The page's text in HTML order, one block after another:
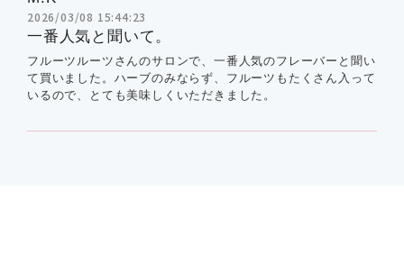
2026/03/08 15:44:23
一番人気と聞いて。
フルーツルーツさんのサロンで、一番人気のフレーバーと聞い
て買いました。ハーブのみならず、フルーツもたくさん入って
いるので、とても美味しくいただきました。